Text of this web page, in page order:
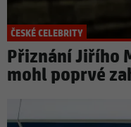
ČESKÉ CELEBRITY
Přiznání Jiřího
mohl poprvé